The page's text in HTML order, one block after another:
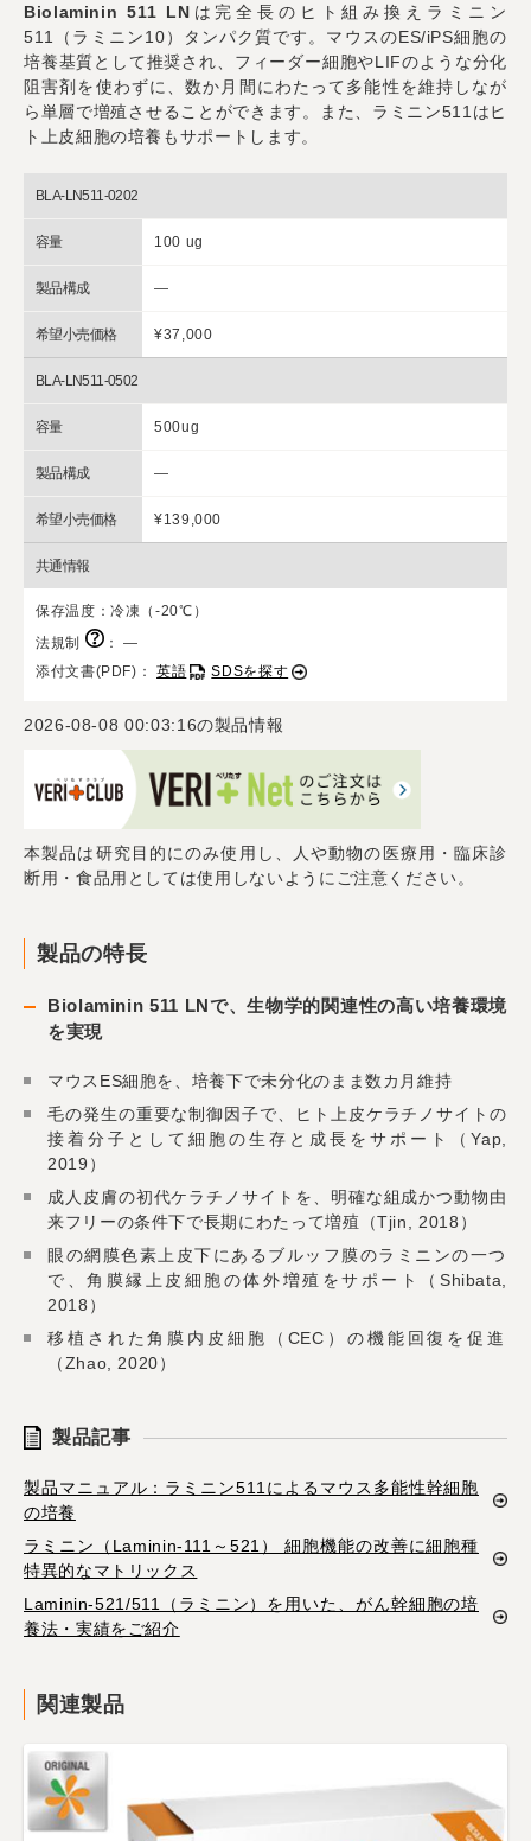
Biolaminin 511 LN は完全長のヒト組み換えラミニン
511（ラミニン10）タンパク質です。マウスのES/iPS細胞の
培養基質として推奨され、フィーダー細胞やLIFのような分化
阻害剤を使わずに、数か月間にわたって多能性を維持しなが
ら単層で増殖させることができます。また、ラミニン511はヒ
ト上皮細胞の培養もサポートします。
BLA-LN511-0202
容量 100 ug
製品構成 ―
希望小売価格 ¥37,000
BLA-LN511-0502
容量 500ug
製品構成 ―
希望小売価格 ¥139,000
共通情報
保存温度：冷凍（-20℃）
法規制
： ―
添付文書(PDF)：英語 SDSを探す
2026-08-08 00:03:16の製品情報
本製品は研究目的にのみ使用し、人や動物の医療用・臨床診
断用・食品用としては使用しないようにご注意ください。
製品の特長
Biolaminin 511 LNで、生物学的関連性の高い培養環境
を実現
マウスES細胞を、培養下で未分化のまま数カ月維持
毛の発生の重要な制御因子で、ヒト上皮ケラチノサイトの
接着分子として細胞の生存と成長をサポート（Yap,
2019）
成人皮膚の初代ケラチノサイトを、明確な組成かつ動物由
来フリーの条件下で長期にわたって増殖（Tjin, 2018）
眼の網膜色素上皮下にあるブルッフ膜のラミニンの一つ
で、角膜縁上皮細胞の体外増殖をサポート（Shibata,
2018）
移植された角膜内皮細胞（CEC）の機能回復を促進
（Zhao, 2020）
製品記事
製品マニュアル：ラミニン511によるマウス多能性幹細胞
の培養
ラミニン（Laminin-111～521） 細胞機能の改善に細胞種
特異的なマトリックス
Laminin-521/511（ラミニン）を用いた、がん幹細胞の培
養法・実績をご紹介
関連製品